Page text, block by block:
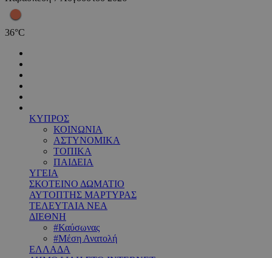
36°C
ΚΥΠΡΟΣ
ΚΟΙΝΩΝΙΑ
ΑΣΤΥΝΟΜΙΚΑ
ΤΟΠΙΚΑ
ΠΑΙΔΕΙΑ
ΥΓΕΙΑ
ΣΚΟΤΕΙΝΟ ΔΩΜΑΤΙΟ
ΑΥΤΟΠΤΗΣ ΜΑΡΤΥΡΑΣ
ΤΕΛΕΥΤΑΙΑ ΝΕΑ
ΔΙΕΘΝΗ
#Καύσωνας
#Μέση Ανατολή
ΕΛΛΑΔΑ